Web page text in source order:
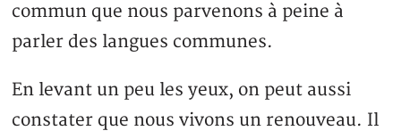
commun que nous parvenons à peine à
parler des langues communes.
En levant un peu les yeux, on peut aussi
constater que nous vivons un renouveau. Il